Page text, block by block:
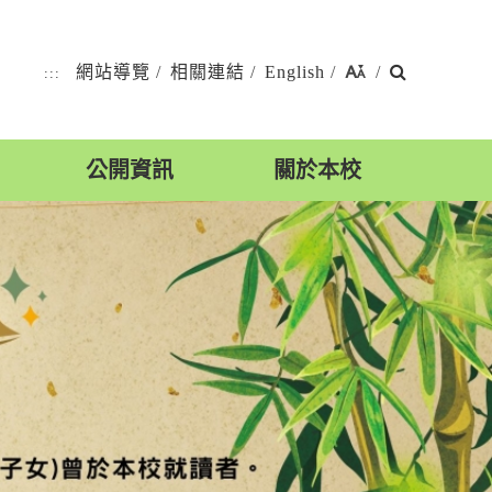
::: 網站導覽 / 相關連結 / English / /
公開資訊 關於本校